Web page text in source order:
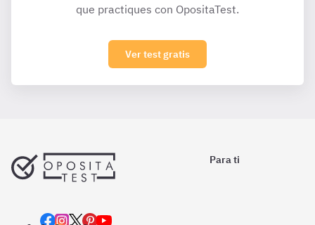
que practiques con OpositaTest.
Ver test gratis
Para ti